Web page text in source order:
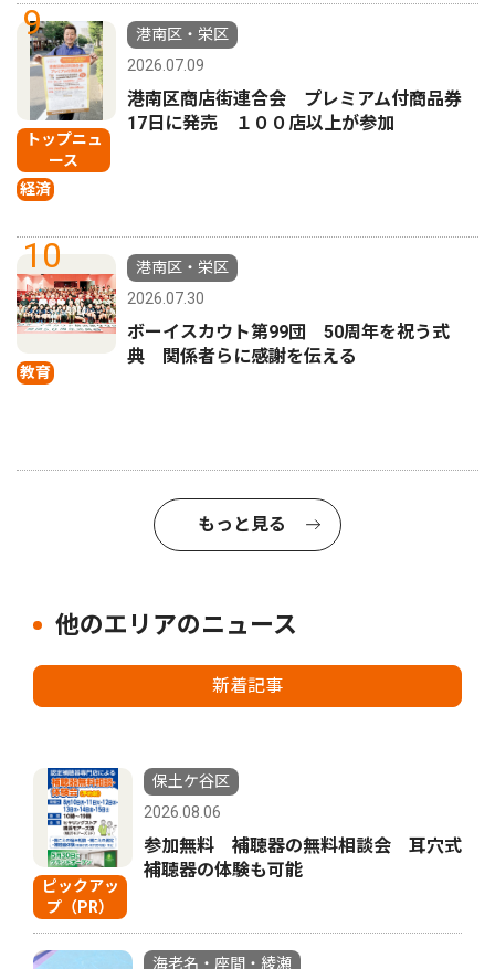
9
トップニュ
ース
経済
港南区・栄区
2026.07.09
港南区商店街連合会 プレミアム付商品券
17日に発売 １００店以上が参加
10
教育
港南区・栄区
2026.07.30
ボーイスカウト第99団 50周年を祝う式
典 関係者らに感謝を伝える
もっと見る
他のエリアのニュース
新着記事
ピックアッ
プ（PR）
保土ケ谷区
2026.08.06
参加無料 補聴器の無料相談会 耳穴式
補聴器の体験も可能
海老名・座間・綾瀬